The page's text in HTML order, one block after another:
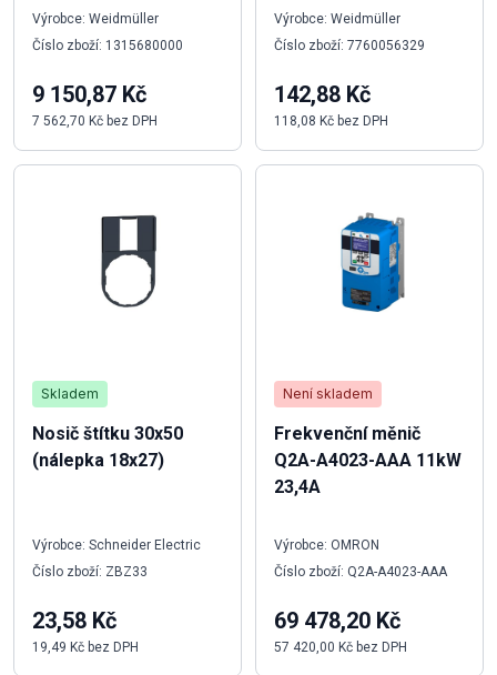
Výrobce: Weidmüller
Číslo zboží: 1315680000
9 150,87 Kč
7 562,70 Kč bez DPH
Skladem
Nosič štítku 30x50
(nálepka 18x27)
Výrobce: Schneider Electric
Číslo zboží: ZBZ33
23,58 Kč
19,49 Kč bez DPH
Výrobce: Weidmüller
Číslo zboží: 7760056329
142,88 Kč
118,08 Kč bez DPH
Není skladem
Frekvenční měnič
Q2A-A4023-AAA 11kW
23,4A
Výrobce: OMRON
Číslo zboží: Q2A-A4023-AAA
69 478,20 Kč
57 420,00 Kč bez DPH